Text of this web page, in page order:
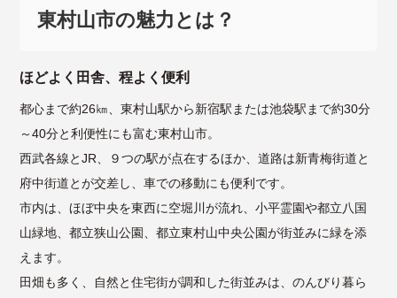
東村山市の魅力とは？
ほどよく田舎、程よく便利
都心まで約26㎞、東村山駅から新宿駅または池袋駅まで約30分
～40分と利便性にも富む東村山市。
西武各線とJR、９つの駅が点在するほか、道路は新青梅街道と
府中街道とが交差し、車での移動にも便利です。
市内は、ほぼ中央を東西に空堀川が流れ、小平霊園や都立八国
山緑地、都立狭山公園、都立東村山中央公園が街並みに緑を添
えます。
田畑も多く、自然と住宅街が調和した街並みは、のんびり暮ら